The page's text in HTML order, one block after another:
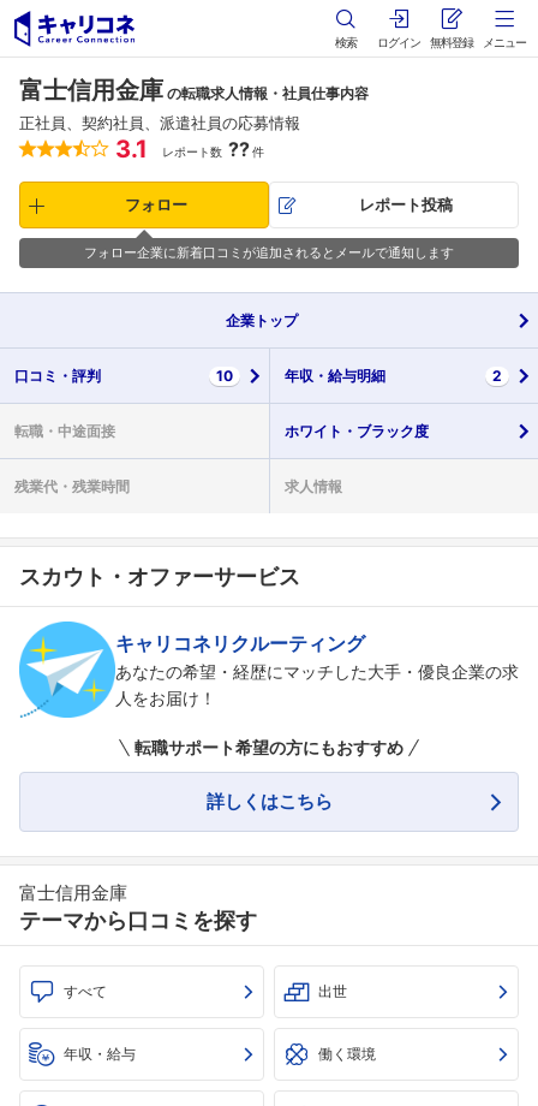
検索 ログイン 無料登録 メニュー
富士信用金庫 の転職求人情報・社員仕事内容
正社員、契約社員、派遣社員の応募情報
3.1 レポート数 ??件
フォロー レポート投稿
フォロー企業に新着口コミが追加されるとメールで通知します
企業 トップ
口コミ・ 評判 10 年収・ 給与明細 2
転職・ 中途面接 ホワイト・ ブラック度
残業代・ 残業時間 求人情報
スカウト・オファーサービス
キャリコネリクルーティング
あなたの希望・経歴にマッチした大手・優良企業の求
人をお届け！
転職サポート希望の方にもおすすめ
詳しくはこちら
富士信用金庫
テーマから口コミを探す
すべて 出世
年収・給与 働く環境